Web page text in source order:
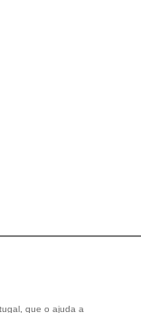
que o ajuda a